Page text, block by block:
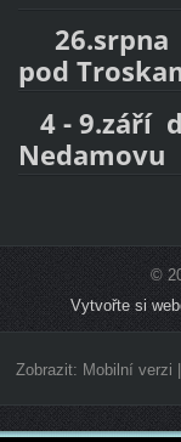
26.srpna
pod
4 - 9.září
Nedamovu
©
Vytvořte si
Zobrazit: Mobilní verzi